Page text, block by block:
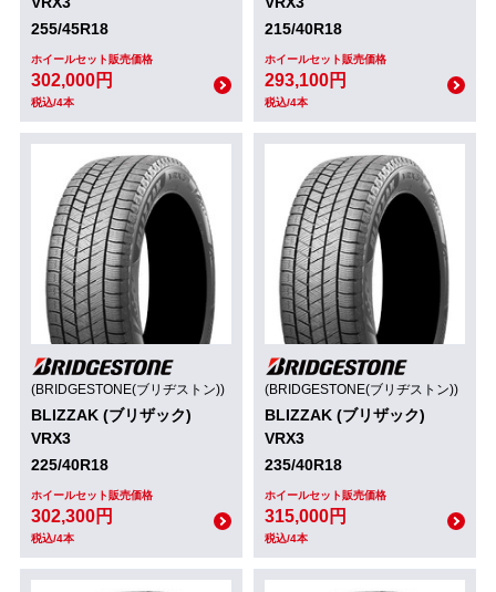
255/45R18
ホイールセット販売価格
302,000円
税込/4本
215/40R18
ホイールセット販売価格
293,100円
税込/4本
(BRIDGESTONE(ブリヂストン))
BLIZZAK (ブリザック)
VRX3
225/40R18
ホイールセット販売価格
302,300円
税込/4本
(BRIDGESTONE(ブリヂストン))
BLIZZAK (ブリザック)
VRX3
235/40R18
ホイールセット販売価格
315,000円
税込/4本